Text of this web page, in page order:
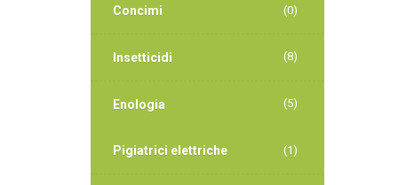
Concimi (0)
Insetticidi (8)
Enologia (5)
Pigiatrici elettriche (1)